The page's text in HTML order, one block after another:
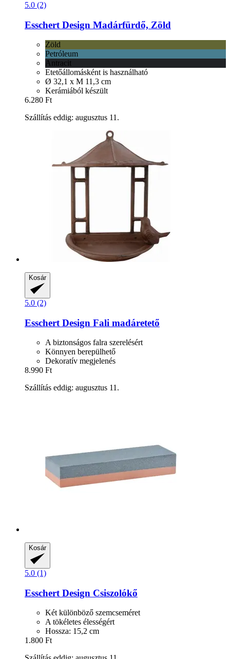
5.0 (2)
Esschert Design Madárfürdő, Zöld
Zöld
Petróleum
Antracit
Etetőállomásként is használható
Ø 32,1 x M 11,3 cm
Kerámiából készült
6.280 Ft
Szállítás eddig: augusztus 11.
Kosár
5.0 (2)
Esschert Design Fali madáretető
A biztonságos falra szerelésért
Könnyen berepülhető
Dekoratív megjelenés
8.990 Ft
Szállítás eddig: augusztus 11.
Kosár
5.0 (1)
Esschert Design Csiszolókő
Két különböző szemcseméret
A tökéletes élességért
Hossza: 15,2 cm
1.800 Ft